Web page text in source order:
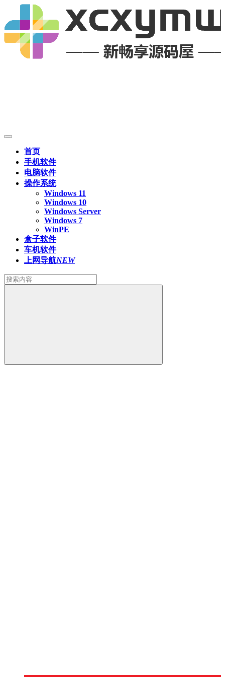
首页
手机软件
电脑软件
操作系统
Windows 11
Windows 10
Windows Server
Windows 7
WinPE
盒子软件
车机软件
上网导航NEW